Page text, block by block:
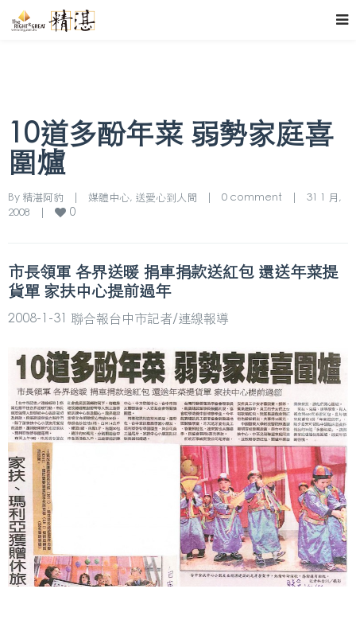
10道多酚年菜 弱勢家庭喜
圍爐
By 精湛阿豹 媒體中心, 送愛心到人間 0 comment
31 1 月,
2008
0
市長領軍 各界送暖 捐車捐款送紅包 還送年菜提
貨單 家扶中心提前過年
2008-1-31 聯合報台中市記者/連線報導